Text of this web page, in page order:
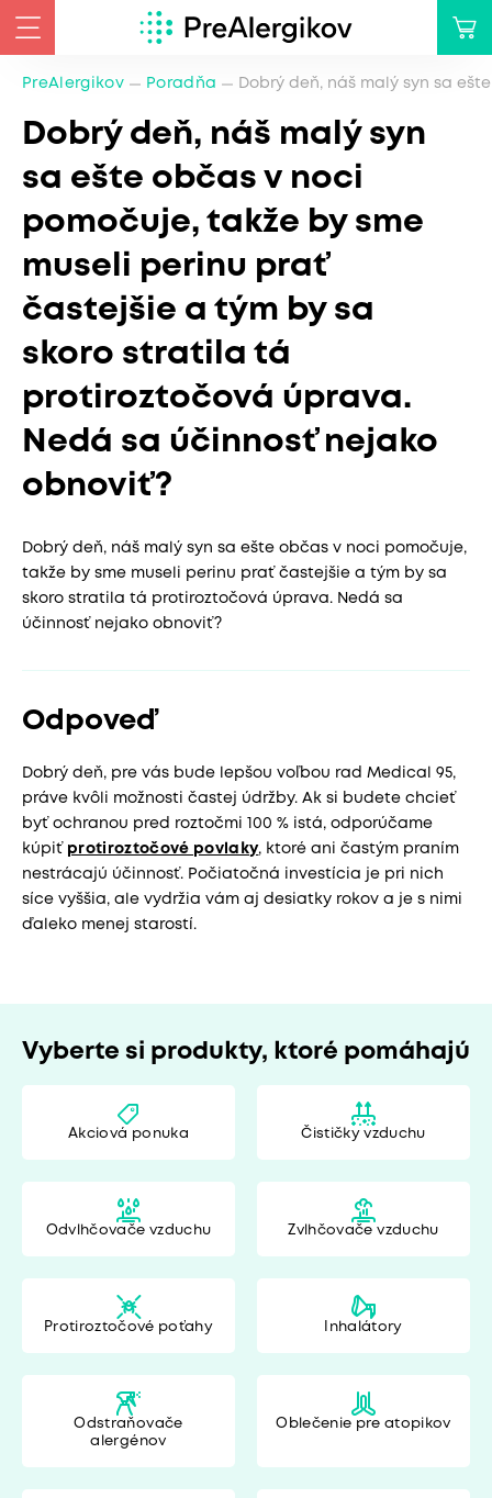
PreAlergikov Poradňa Dobrý deň, náš malý syn sa
Dobrý deň, náš malý syn
sa ešte občas v noci
pomočuje, takže by sme
museli perinu prať
častejšie a tým by sa
skoro stratila tá
protiroztočová úprava.
Nedá sa účinnosť nejako
obnoviť?
Dobrý deň, náš malý syn sa ešte občas v noci pomočuje,
takže by sme museli perinu prať častejšie a tým by sa
skoro stratila tá protiroztočová úprava. Nedá sa
účinnosť nejako obnoviť?
Odpoveď
Dobrý deň, pre vás bude lepšou voľbou rad Medical 95,
práve kvôli možnosti častej údržby. Ak si budete chcieť
byť ochranou pred roztočmi 100 % istá, odporúčame
kúpiť protiroztočové povlaky, ktoré ani častým praním
nestrácajú účinnosť. Počiatočná investícia je pri nich
síce vyššia, ale vydržia vám aj desiatky rokov a je s nimi
ďaleko menej starostí.
Vyberte si produkty, ktoré pomáhajú
Akciová ponuka Čističky vzduchu
Odvlhčovače vzduchu Zvlhčovače vzduchu
Protiroztočové poťahy Inhalátory
Odstraňovače
alergénov
Oblečenie pre atopikov